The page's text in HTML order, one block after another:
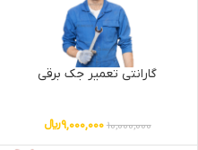
گارانتی تعمیر جک برقی
10,000,000
9,000,000﷼